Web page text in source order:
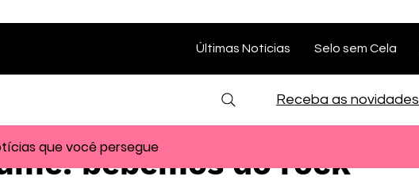
Últimas Notícias Selo sem Cela
Receba as novidades
que você persegue
bebemos do rock